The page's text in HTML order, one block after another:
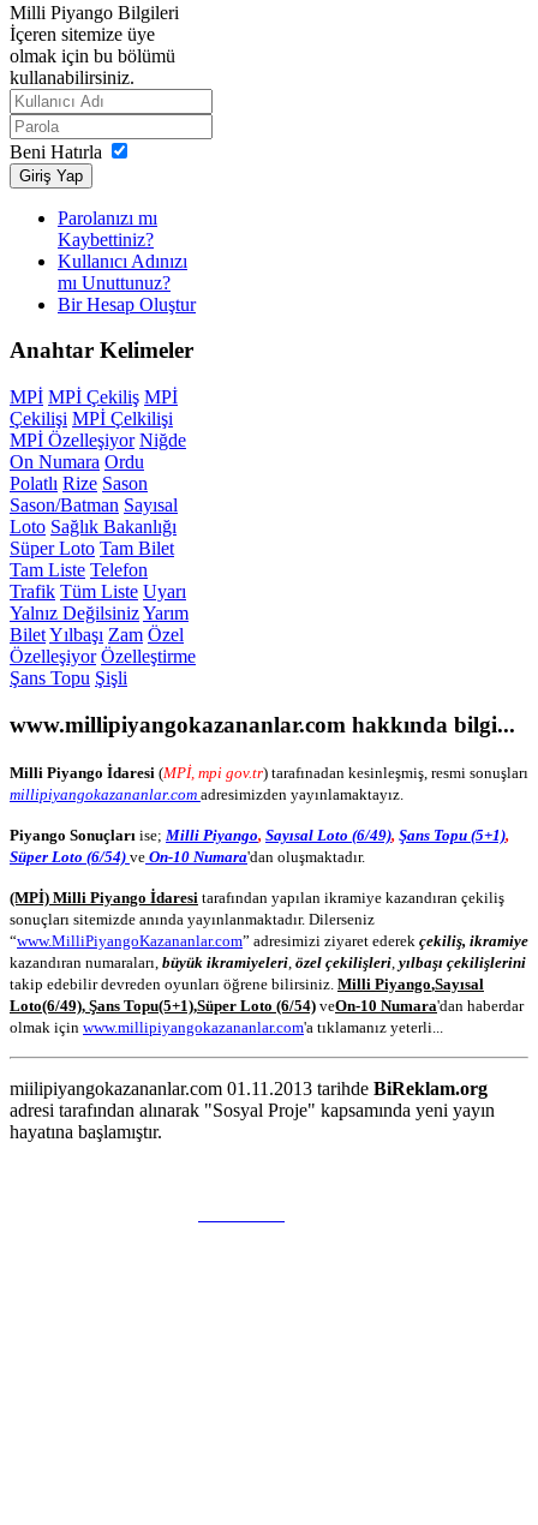
Milli Piyango Bilgileri
İçeren sitemize üye
olmak için bu bölümü
kullanabilirsiniz.
Beni Hatırla
Giriş Yap
Parolanızı mı
Kaybettiniz?
Kullanıcı Adınızı
mı Unuttunuz?
Bir Hesap Oluştur
Anahtar Kelimeler
MPİ MPİ Çekiliş MPİ
Çekilişi MPİ Çelkilişi
MPİ Özelleşiyor Niğde
On Numara Ordu
Polatlı Rize Sason
Sason/Batman Sayısal
Loto Sağlık Bakanlığı
Süper Loto Tam Bilet
Tam Liste Telefon
Trafik Tüm Liste Uyarı
Yalnız DeğilsinizYarım
BiletYılbaşı Zam Özel
Özelleşiyor Özelleştirme
Şans Topu Şişli
www.millipiyangokazananlar.com hakkında bilgi...
Milli Piyango İdaresi (MPİ, mpi gov.tr) tarafınadan kesinleşmiş, resmi sonuşları
millipiyangokazananlar.com adresimizden yayınlamaktayız.
Piyango Sonuçları ise; Milli Piyango, Sayısal Loto (6/49), Şans Topu (5+1),
Süper Loto (6/54) ve On-10 Numara'dan oluşmaktadır.
(MPİ) Milli Piyango İdaresi tarafından yapılan ikramiye kazandıran çekiliş
sonuçları sitemizde anında yayınlanmaktadır. Dilerseniz
“www.MilliPiyangoKazananlar.com” adresimizi ziyaret ederek çekiliş, ikramiye
kazandıran numaraları, büyük ikramiyeleri özel çekilişleri yılbaşı çekilişlerini
takip edebilir devreden oyunları öğrene bilirsiniz. Milli Piyango,Sayısal
Loto(6/49), Şans Topu(5+1),Süper Loto (6/54) veOn-10 Numara'dan haberdar
olmak için www.millipiyangokazananlar.com'a tıklamanız yeterli...
miilipiyangokazananlar.com 01.11.2013 tarihde BiReklam.org
adresi tarafından alınarak "Sosyal Proje" kapsamında yeni yayın
hayatına başlamıştır.